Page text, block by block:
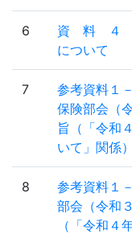
6
資 料 ４
について
7
参考資料１
保険部会（
旨（「令和
いて」関係）
8
参考資料１
部会（令和
（「令和４